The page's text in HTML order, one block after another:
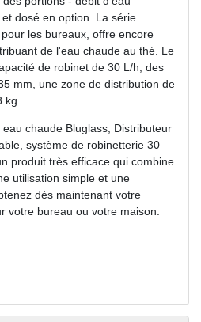
dosé en option. La série
les bureaux, offre encore
de l'eau chaude au thé. Le
de robinet de 30 L/h, des
mm, une zone de distribution de
kg.
chaude Bluglass, Distributeur
système de robinetterie 30
produit très efficace qui combine
utilisation simple et une
dès maintenant votre
votre bureau ou votre maison.